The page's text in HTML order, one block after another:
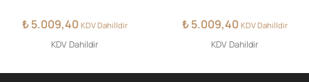
₺5.009,40 KDV Dahilldir
KDV Dahildir
₺5.009,40 KDV Dahilldir
KDV Dahildir